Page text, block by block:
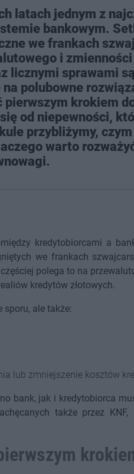
latach jednym z
bankowym.
we frankach
i zmienności
licznymi sprawami
polubowne
pierwszym krokiem
od niepewności,
przybliżymy,
warto
kredytobiorcami a
we frankach
polega to na
kredytów złotowych.
sporu, ale także:
lub zmniejszenie kosztów
bank, jak i kredytobiorca
także przez KNF,